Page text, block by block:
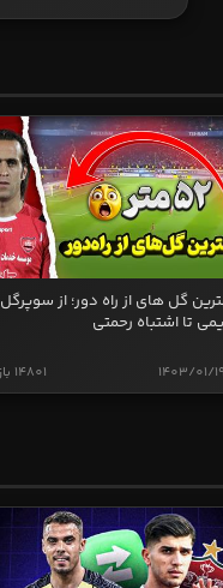
گل های از راه دور؛ از سوپرگل
تا اشتباه رحمتی
14801 بازدید 1403/01/19